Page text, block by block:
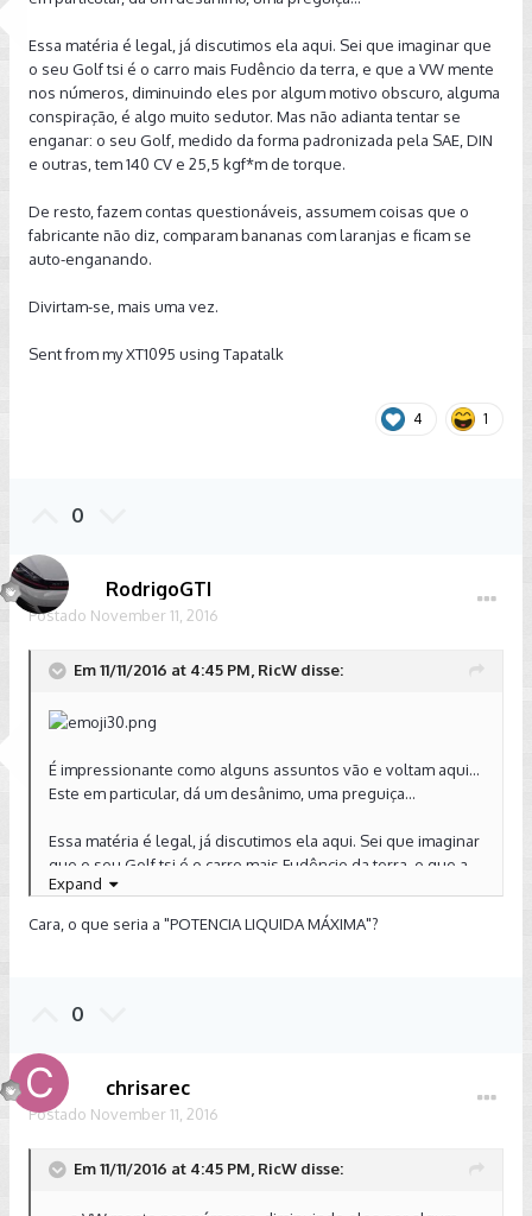
Essa matéria é legal, já discutimos ela aqui. Sei que imaginar que
o seu Golf tsi é o carro mais Fudêncio da terra, e que a VW mente
nos números, diminuindo eles por algum motivo obscuro, alguma
conspiração, é algo muito sedutor. Mas não adianta tentar se
enganar: o seu Golf, medido da forma padronizada pela SAE, DIN
e outras, tem 140 CV e 25,5 kgf*m de torque.
De resto, fazem contas questionáveis, assumem coisas que o
fabricante não diz, comparam bananas com laranjas e ficam se
auto-enganando.
Divirtam-se, mais uma vez.
Sent from my XT1095 using Tapatalk
4 1
0
RodrigoGTI
Postado November 11, 2016
Em 11/11/2016 at 4:45 PM, RicW disse:
É impressionante como alguns assuntos vão e voltam aqui...
Este em particular, dá um desânimo, uma preguiça...
Essa matéria é legal, já discutimos ela aqui. Sei que imaginar
que o seu Golf tsi é o carro mais Fudêncio da terra, e que a
VW mente nos números, diminuindo eles por algum motivo
obscuro, alguma conspiração, é algo muito sedutor. Mas não
adianta tentar se enganar: o seu Golf, medido da forma
o fabricante não diz, comparam bananas com laranjas e ficam
se auto-enganando.
Divirtam-se, mais uma vez.
Sent from my XT1095 using Tapatalk
Expand
Cara, o que seria a "POTENCIA LIQUIDA MÁXIMA"?
0
chrisarec
Postado November 11, 2016
Em 11/11/2016 at 4:45 PM, RicW disse: